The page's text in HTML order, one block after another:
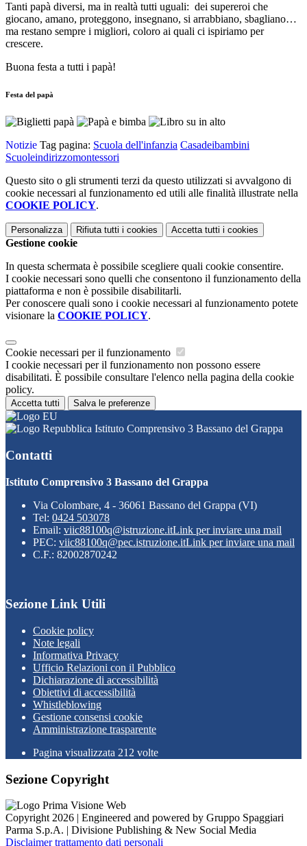
Tanti papà diversi, ma in realtà tutti uguali: dei supereroi che
giocano, amano, proteggono, insegnano, si arrabbiano, sbagliano…
ma restano sempre i migliori, coloro ai quali ci ispiriamo per
crescere.
Buona festa a tutti i papà!
Festa del papà
Notizie Tag pagina: Scuola dell'infanzia Casadeibambini
Scuoleindirizzomontessori
Questo sito o gli strumenti terzi da questo utilizzati si avvalgono di
cookie necessari al funzionamento ed utili alle finalità illustrate nella
COOKIE POLICY.
Personalizza Rifiuta tutti i cookies Accetta tutti i cookies
Gestione cookie
In questa schermata è possibile scegliere quali cookie consentire.
I cookie necessari sono quelli che consentono il funzionamento della
piattaforma e non è possibile disabilitarli.
Per conoscere quali sono i cookie necessari al funzionamento potete
visionare la COOKIE POLICY.
Cookie necessari per il funzionamento
I cookie necessari per il funzionamento non possono essere
disabilitati. È possibile consultare l'elenco nella pagina della cookie
policy.
Accetta tutti Salva le preferenze
Istituto Comprensivo 3 Bassano del Grappa
Contatti
Istituto Comprensivo 3 Bassano del Grappa
Via Colombare, 4 - 36061 Bassano del Grappa (VI)
Tel: 0424 503078
Email: viic88100q@istruzione.itLink per inviare una mail
PEC: viic88100q@pec.istruzione.itLink per inviare una mail
C.F.: 82002870242
Sezione Link Utili
Cookie policy
Note legali
Informativa Privacy
Ufficio Relazioni con il Pubblico
Dichiarazione di accessibilità
Obiettivi di accessibilità
Whistleblowing
Gestione consensi cookie
Amministrazione trasparente
Pagina visualizzata 212 volte
Sezione Copyright
Copyright 2026 | Engineered and powered by Gruppo Spaggiari
Parma S.p.A. | Divisione Publishing & New Social Media
Disclaimer trattamento dati personali